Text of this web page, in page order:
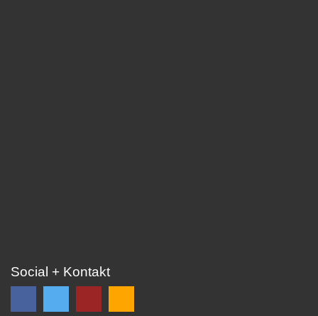
Social + Kontakt